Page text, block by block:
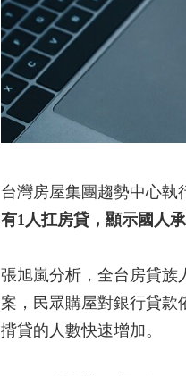
台灣房屋集團趨勢中心執
有1人扛房貸，顯示國人
張旭嵐分析，全台房貸族
案，民眾購屋對銀行貸款
揹貸的人數快速增加。